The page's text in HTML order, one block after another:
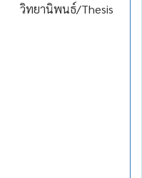
วิทยานิพนธ์/Thesis